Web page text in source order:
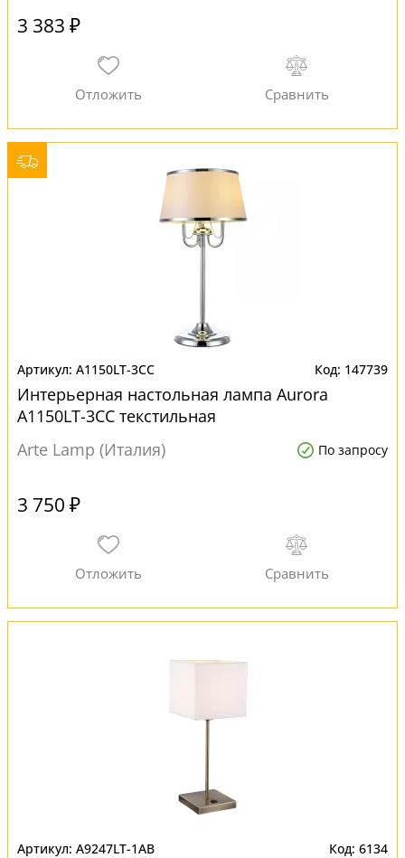
3 383 ₽
A1150LT-3CC 147739
Интерьерная настольная лампа Aurora
A1150LT-3CC текстильная
Arte Lamp (Италия)
По запросу
3 750 ₽
A9247LT-1AB 6134